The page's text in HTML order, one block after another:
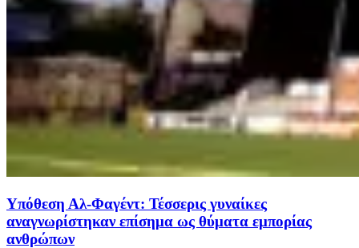
Υπόθεση Αλ-Φαγέντ: Τέσσερις γυναίκες
αναγνωρίστηκαν επίσημα ως θύματα εμπορίας
ανθρώπων